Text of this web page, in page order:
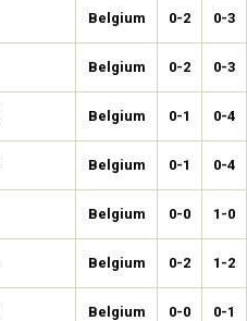
Belgium 0-2 0-3
Belgium 0-2 0-3
Belgium 0-1 0-4
Belgium 0-1 0-4
Belgium 0-0 1-0
Belgium 0-2 1-2
Belgium 0-0 0-1